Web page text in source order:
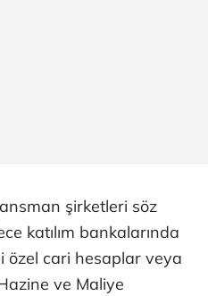
şirketleri söz
katılım bankalarında
özel cari hesaplar veya
ve Maliye